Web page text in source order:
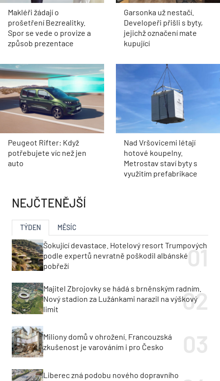
Makléři žádají o
prošetření Bezrealitky.
Spor se vede o provize a
způsob prezentace
Garsonka už nestačí.
Developeři přišli s byty,
jejichž označení mate
kupující
Peugeot Rifter: Když
potřebujete víc než jen
auto
Nad Vršovicemi létají
hotové koupelny.
Metrostav staví byty s
využitím prefabrikace
NEJČTENĚJŠÍ
TÝDEN MĚSÍC
Šokující devastace. Hotelový resort Trumpových
podle expertů nevratně poškodil albánské
pobřeží
Majitel Zbrojovky se hádá s brněnským radním.
Nový stadion za Lužánkami narazil na výškový
limit
Miliony domů v ohrožení. Francouzská
zkušenost je varováním i pro Česko
Liberec zná podobu nového dopravního